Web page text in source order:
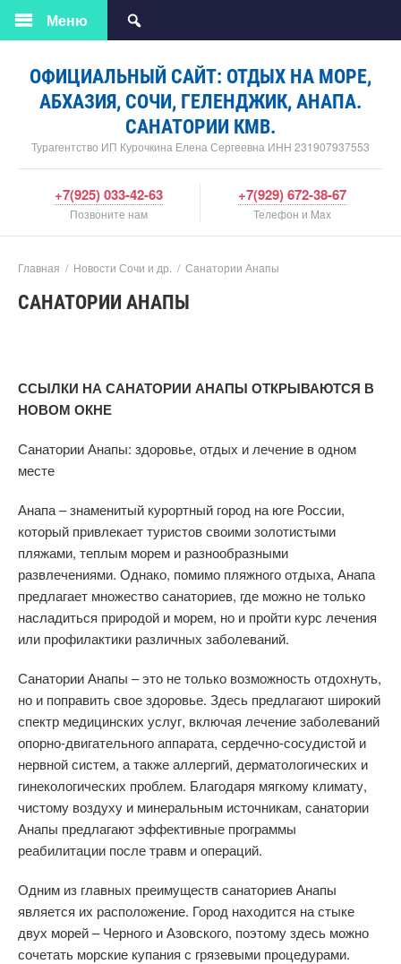
ОФИЦИАЛЬНЫЙ САЙТ: ОТДЫХ НА МОРЕ,
АБХАЗИЯ, СОЧИ, ГЕЛЕНДЖИК, АНАПА.
САНАТОРИИ КМВ.
Турагентство ИП Курочкина Елена Сергеевна ИНН 231907937553
Меню
+7(925) 033-42-63
Позвоните нам
+7(929) 672-38-67
Телефон и Max
Главная / Новости Сочи и др. / Санатории Анапы
САНАТОРИИ АНАПЫ
ССЫЛКИ НА САНАТОРИИ АНАПЫ ОТКРЫВАЮТСЯ В
НОВОМ ОКНЕ
Санатории Анапы: здоровье, отдых и лечение в одном
месте
Анапа – знаменитый курортный город на юге России,
который привлекает туристов своими золотистыми
пляжами, теплым морем и разнообразными
развлечениями. Однако, помимо пляжного отдыха, Анапа
предлагает множество санаториев, где можно не только
насладиться природой и морем, но и пройти курс лечения
или профилактики различных заболеваний.
Санатории Анапы – это не только возможность отдохнуть,
но и поправить свое здоровье. Здесь предлагают широкий
спектр медицинских услуг, включая лечение заболеваний
опорно-двигательного аппарата, сердечно-сосудистой и
нервной систем, а также аллергий, дерматологических и
гинекологических проблем. Благодаря мягкому климату,
чистому воздуху и минеральным источникам, санатории
Анапы предлагают эффективные программы
реабилитации после травм и операций.
Одним из главных преимуществ санаториев Анапы
является их расположение. Город находится на стыке
двух морей – Черного и Азовского, поэтому здесь можно
сочетать морские купания с грязевыми процедурами.